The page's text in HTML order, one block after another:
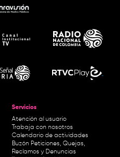
Servicios
Atención al usuario
Trabaja con nosotros
Calendario de actividades
Buzón Peticiones, Quejas,
Reclamos y Denuncias